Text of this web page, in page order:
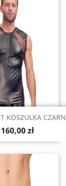
podgląd
KOSZULKA
160,00 zł